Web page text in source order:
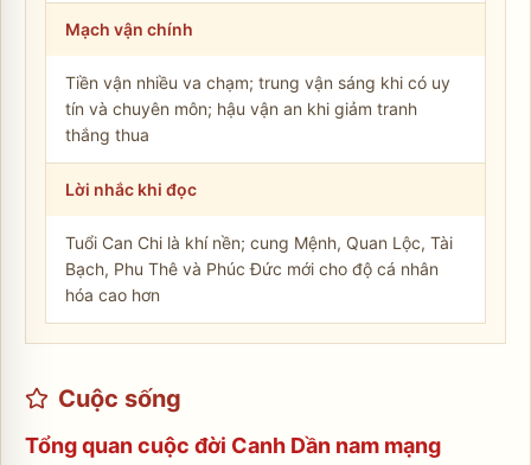
Mạch vận chính
Tiền vận nhiều va chạm; trung vận sáng khi có uy
tín và chuyên môn; hậu vận an khi giảm tranh
thắng thua
Lời nhắc khi đọc
Tuổi Can Chi là khí nền; cung Mệnh, Quan Lộc, Tài
Bạch, Phu Thê và Phúc Đức mới cho độ cá nhân
hóa cao hơn
Cuộc sống
Tổng quan cuộc đời Canh Dần nam mạng